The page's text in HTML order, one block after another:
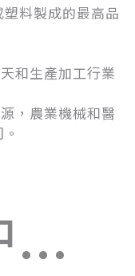
料製成的最高品
和生產加工行業
，農業機械和醫